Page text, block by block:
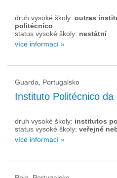
druh vysoké školy: outras
politécnico
status vysoké školy: nestátní
více informací »
Guarda, Portugalsko
Instituto Politécnico da
druh vysoké školy: institutos
status vysoké školy: veřejné
více informací »